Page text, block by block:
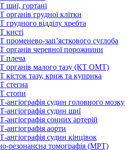
шиї, гортані
органів грудної клітки
грудного відділу хребта
кисті
променево-зап’ясткового суглоба
органів черевної порожнини
плеча
органів малого тазу (КТ ОМТ)
кісток тазу, криж та куприка
стегна
стопи
ангіографія судин головного мозку
ангіографія судин шиї
ангіографія сонних артерій
ангіографія аорти
ангіографія судин кінцівок
резонансна томографія (МРТ)